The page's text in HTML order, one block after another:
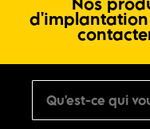
d'implantation